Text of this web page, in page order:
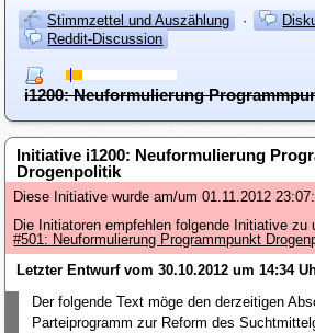
Stimmzettel und Auszählung
·
Reddit-Discussion
i1200: Neuformulierung
Initiative i1200: Neuformulierung
Drogenpolitik
Diese Initiative wurde am/um 01.11.2012
Die Initiatoren empfehlen folgende Initiative
#501: Neuformulierung Programmpunkt
Letzter Entwurf vom 30.10.2012 um 14:34
Der folgende Text möge den derzeitigen
Parteiprogramm zur Reform des